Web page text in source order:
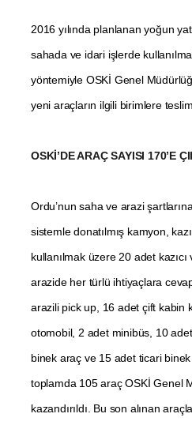
2016 yılında planlanan yoğun
sahada ve idari işlerde
yöntemiyle OSKİ Genel
yeni araçların ilgili birimlere
OSKİ’DE ARAÇ SAYISI 170’E
Ordu’nun saha ve arazi
sistemle donatılmış kamyon,
kullanılmak üzere 20 adet
arazide her türlü ihtiyaçlara
arazili pick up, 16 adet çift kabin
otomobil, 2 adet minibüs, 10
binek araç ve 15 adet ticari
toplamda 105 araç OSKİ Genel
kazandırıldı. Bu son alınan